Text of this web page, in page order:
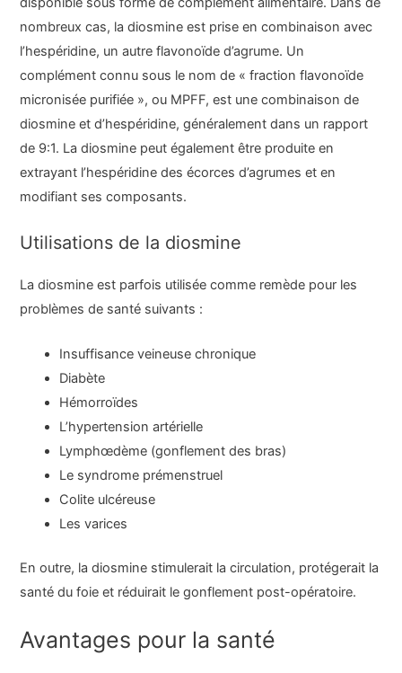
nombreux cas, la diosmine est prise en combinaison avec
l’hespéridine, un autre flavonoïde d’agrume. Un
complément connu sous le nom de « fraction flavonoïde
micronisée purifiée », ou MPFF, est une combinaison de
diosmine et d’hespéridine, généralement dans un rapport
de 9:1. La diosmine peut également être produite en
extrayant l’hespéridine des écorces d’agrumes et en
modifiant ses composants.
Utilisations de la diosmine
La diosmine est parfois utilisée comme remède pour les
problèmes de santé suivants :
Insuffisance veineuse chronique
Diabète
Hémorroïdes
L’hypertension artérielle
Lymphœdème (gonflement des bras)
Le syndrome prémenstruel
Colite ulcéreuse
Les varices
En outre, la diosmine stimulerait la circulation, protégerait la
santé du foie et réduirait le gonflement post-opératoire.
Avantages pour la santé